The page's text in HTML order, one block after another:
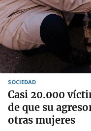
SOCIEDAD
Casi 20.000
de que su
otras mujeres